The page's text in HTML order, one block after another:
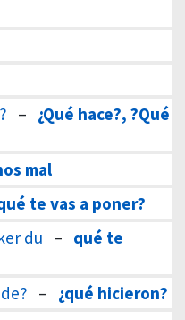
– ¿Qué hace?, ?Qué
mal
te vas a poner?
du – qué te
– ¿qué hicieron?